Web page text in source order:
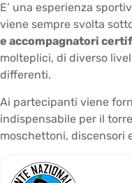
E’ una esperienza
viene sempre svolta
e accompagnatori
molteplici, di diverso
differenti.
Ai partecipanti viene
indispensabile per il
moschettoni, discensori